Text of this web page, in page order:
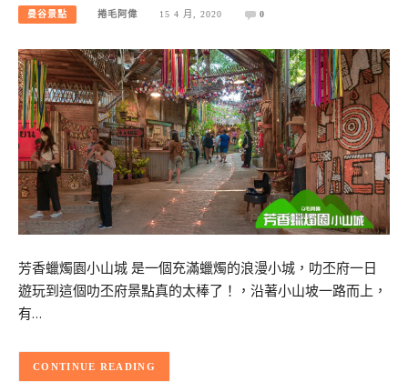
曼谷景點 捲毛阿偉 15 4 月, 2020 0
芳香蠟燭園小山城 是一個充滿蠟燭的浪漫小城，叻丕府一日
遊玩到這個叻丕府景點真的太棒了！，沿著小山坡一路而上，
有…
CONTINUE READING